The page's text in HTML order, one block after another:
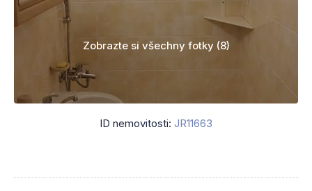
Zobrazte si všechny fotky (8)
ID nemovitosti: JR11663